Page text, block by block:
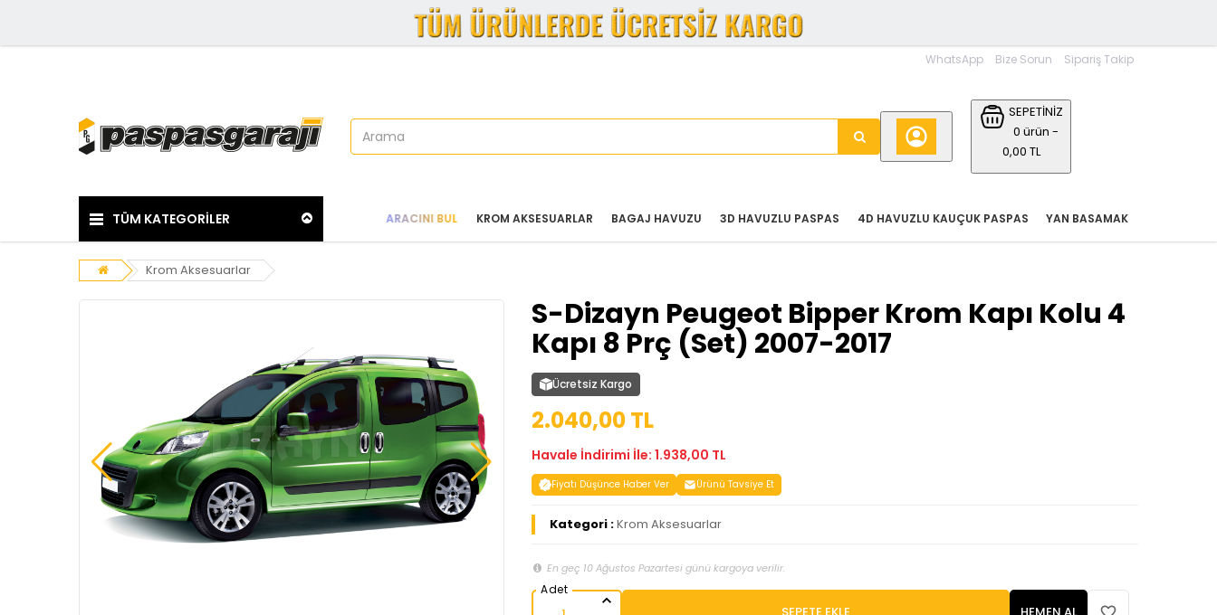
WhatsApp Bize Sorun Sipariş Takip
SEPETİNİZ
0 ürün -
0,00 TL
TÜM KATEGORİLER YAN BASAMAK
4D HAVUZLU KAUÇUK PASPAS
3D HAVUZLU PASPAS
BAGAJ HAVUZU
KROM AKSESUARLAR
ARACINI BUL
Krom Aksesuarlar
S-Dizayn Peugeot Bipper Krom Kapı Kolu 4
Kapı 8 Prç (Set) 2007-2017
Ücretsiz Kargo
2.040,00 TL
Havale İndirimi İle: 1.938,00 TL
Fiyatı Düşünce Haber Ver Ürünü Tavsiye Et
Kategori :Krom Aksesuarlar
En geç 10 Ağustos Pazartesi günü kargoya verilir.